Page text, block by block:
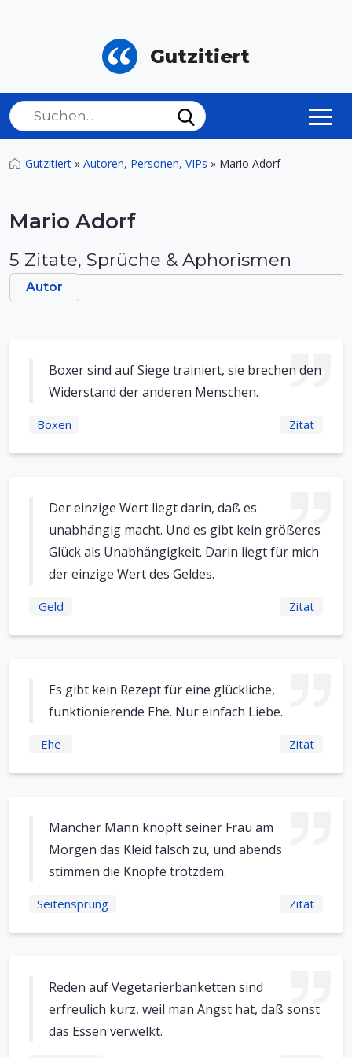
Gutzitiert
Gutzitiert » Autoren, Personen, VIPs » Mario Adorf
Mario Adorf
5 Zitate, Sprüche & Aphorismen
Autor
Boxer sind auf Siege trainiert, sie brechen den
Widerstand der anderen Menschen.
Boxen Zitat
Der einzige Wert liegt darin, daß es
unabhängig macht. Und es gibt kein größeres
Glück als Unabhängigkeit. Darin liegt für mich
der einzige Wert des Geldes.
Geld Zitat
Es gibt kein Rezept für eine glückliche,
funktionierende Ehe. Nur einfach Liebe.
Ehe Zitat
Mancher Mann knöpft seiner Frau am
Morgen das Kleid falsch zu, und abends
stimmen die Knöpfe trotzdem.
Seitensprung Zitat
Reden auf Vegetarierbanketten sind
erfreulich kurz, weil man Angst hat, daß sonst
das Essen verwelkt.